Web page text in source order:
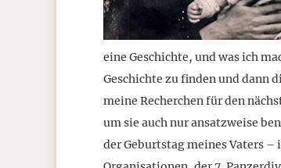
eine Geschichte, und was ich
Geschichte zu finden und dann
meine Recherchen für den
um sie auch nur ansatzweise
der Geburtstag meines Vaters